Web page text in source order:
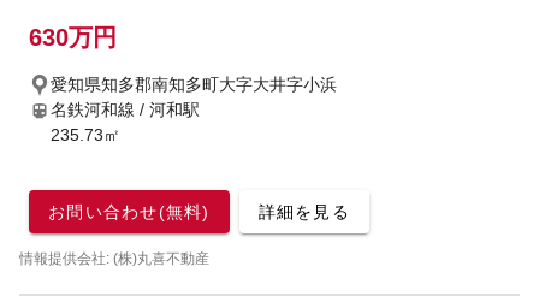
630万円
愛知県知多郡南知多町大字大井字小浜
名鉄河和線 / 河和駅
235.73㎡
お問い合わせ(無料) 詳細を見る
情報提供会社: (株)丸喜不動産